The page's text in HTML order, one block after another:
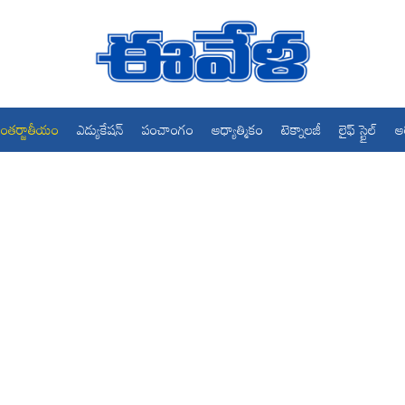
ఎడ్యుకేషన్ పంచాంగం ఆధ్యాత్మికం టెక్నాలజీ లైఫ్ స్టైల్